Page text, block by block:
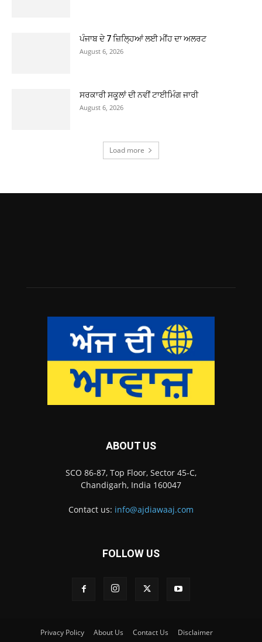
ਪੰਜਾਬ ਦੇ 7 ਜ਼ਿਲ੍ਹਿਆਂ ਲਈ ਮੀਂਹ ਦਾ ਅਲਰਟ
August 6, 2026
ਸਰਕਾਰੀ ਸਕੂਲਾਂ ਦੀ ਨਵੀਂ ਟਾਈਮਿੰਗ ਜਾਰੀ
August 6, 2026
Load more
ABOUT US
SCO 86-87, Top Floor, Sector 45-C,
Chandigarh, India 160047
Contact us: info@ajdiawaaj.com
FOLLOW US
Privacy Policy About Us Contact Us
Disclaimer